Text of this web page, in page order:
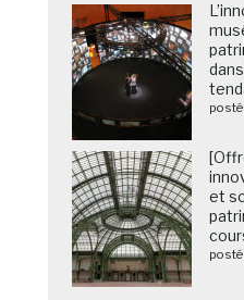
posté
et